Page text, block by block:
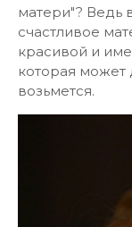
матери"? Ведь
счастливое
красивой и
которая может
возьмется.